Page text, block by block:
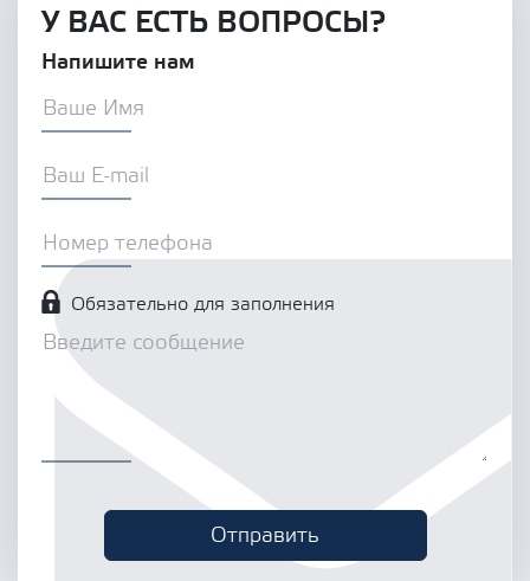
У ВАС ЕСТЬ ВОПРОСЫ?
Напишите нам
Обязательно для заполнения